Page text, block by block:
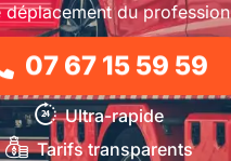
déplacement du
07 67 15 59 59
Ultra-rapide
Tarifs transparents